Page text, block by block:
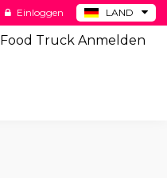
LAND
BE
Einloggen
Food Truck Anmelden